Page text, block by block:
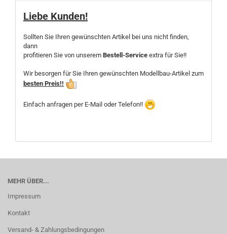
Liebe Kunden!
Sollten Sie Ihren gewünschten Artikel bei uns nicht finden,
dann
profitieren Sie von unserem Bestell-Service extra für Sie!!
Wir besorgen für Sie Ihren gewünschten Modellbau-Artikel zum
besten Preis!!
Einfach anfragen per E-Mail oder Telefon!!
MEHR ÜBER...
Impressum
Kontakt
Versand- & Zahlungsbedingungen